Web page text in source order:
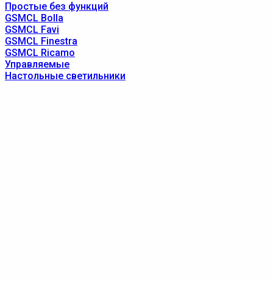
Простые без функций
GSMCL Bolla
GSMCL Favi
GSMCL Finestra
GSMCL Ricamo
Управляемые
Настольные светильники